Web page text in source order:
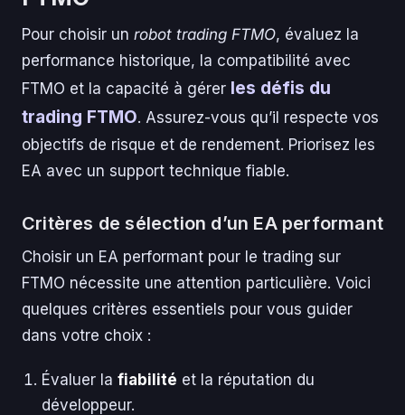
Pour choisir un robot trading FTMO, évaluez la
performance historique, la compatibilité avec
FTMO et la capacité à gérer les défis du
trading FTMO. Assurez-vous qu’il respecte vos
objectifs de risque et de rendement. Priorisez les
EA avec un support technique fiable.
Critères de sélection d’un EA performant
Choisir un EA performant pour le trading sur
FTMO nécessite une attention particulière. Voici
quelques critères essentiels pour vous guider
dans votre choix :
Évaluer la fiabilité et la réputation du
développeur.